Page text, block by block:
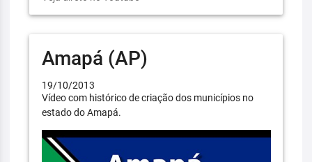
Amapá (AP)
19/10/2013
Vídeo com histórico de criação dos municípios no
estado do Amapá.